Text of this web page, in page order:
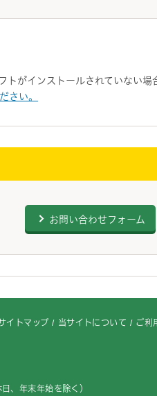
トがインストールされていない場
さい。
お問い合わせフォーム
イトマップ 当サイトについて ご利
、年末年始を除く）